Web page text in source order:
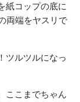
紙コップの底に
両端をヤスリで
ツルツルになっ
ここまでちゃん